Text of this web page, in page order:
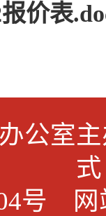
价表
办公
式
号 网